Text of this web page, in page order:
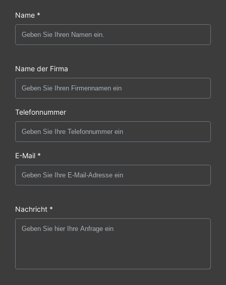
Name *
Name der Firma
Telefonnummer
E-Mail *
Nachricht *